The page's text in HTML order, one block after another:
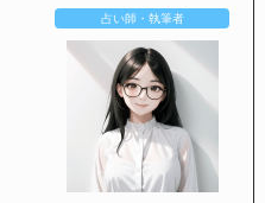
占い師・執筆者